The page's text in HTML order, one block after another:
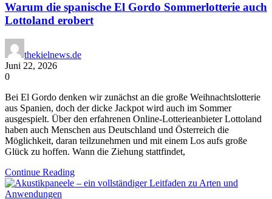
Warum die spanische El Gordo Sommerlotterie auch
Lottoland erobert
thekielnews.de
Juni 22, 2026
0
Bei El Gordo denken wir zunächst an die große Weihnachtslotterie
aus Spanien, doch der dicke Jackpot wird auch im Sommer
ausgespielt. Über den erfahrenen Online-Lotterieanbieter Lottoland
haben auch Menschen aus Deutschland und Österreich die
Möglichkeit, daran teilzunehmen und mit einem Los aufs große
Glück zu hoffen. Wann die Ziehung stattfindet,
Continue Reading